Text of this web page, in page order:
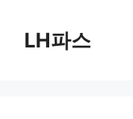
LH파스